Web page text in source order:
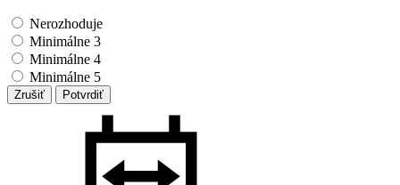
Nerozhoduje
Minimálne 3
Minimálne 4
Minimálne 5
Zrušiť Potvrdiť